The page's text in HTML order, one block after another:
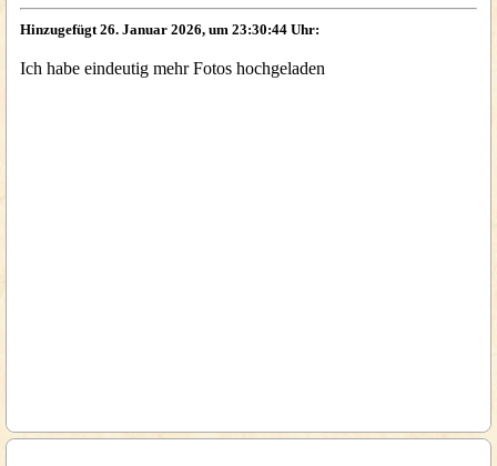
Hinzugefügt 26. Januar 2026, um 23:30:44 Uhr:
Ich habe eindeutig mehr Fotos hochgeladen